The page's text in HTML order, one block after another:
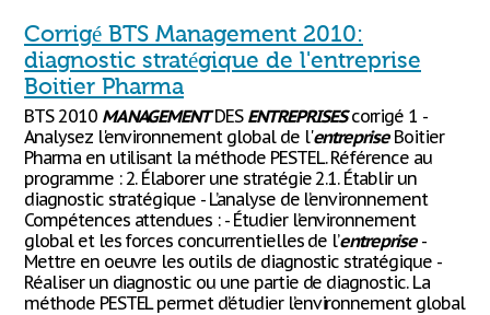
Corrigé BTS Management 2010:
diagnostic stratégique de l'entreprise
Boitier Pharma
BTS 2010 MANAGEMENTDES ENTREPRISEScorrigé 1 -
Analysez l'environnement global de l'entrepriseBoitier
Pharma en utilisant la méthode PESTEL. Référence au
programme : 2. Élaborer une stratégie 2.1. Établir un
diagnostic stratégique - L’analyse de l’environnement
Compétences attendues : - Étudier l’environnement
global et les forces concurrentielles de l’entreprise-
Mettre en oeuvre les outils de diagnostic stratégique -
Réaliser un diagnostic ou une partie de diagnostic. La
méthode PESTEL permet d’étudier l’environnement global